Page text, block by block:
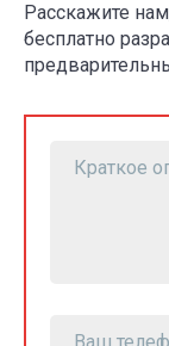
Расскажите
бесплатно